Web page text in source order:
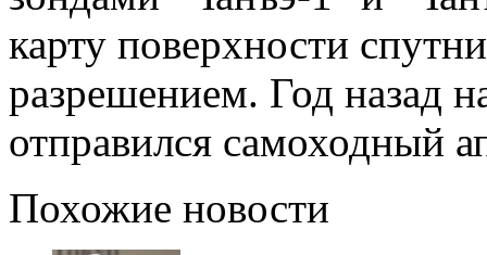
карту поверхности
разрешением. Год назад
отправился самоходный
Похожие новости